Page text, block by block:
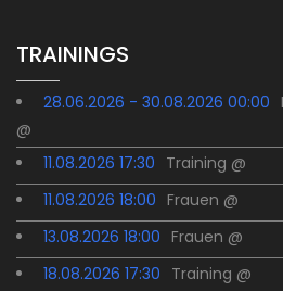
TRAININGS
28.06.2026 - 30.08.2026 00:00
@
11.08.2026 17:30 Training @
11.08.2026 18:00 Frauen @
13.08.2026 18:00 Frauen @
18.08.2026 17:30 Training @